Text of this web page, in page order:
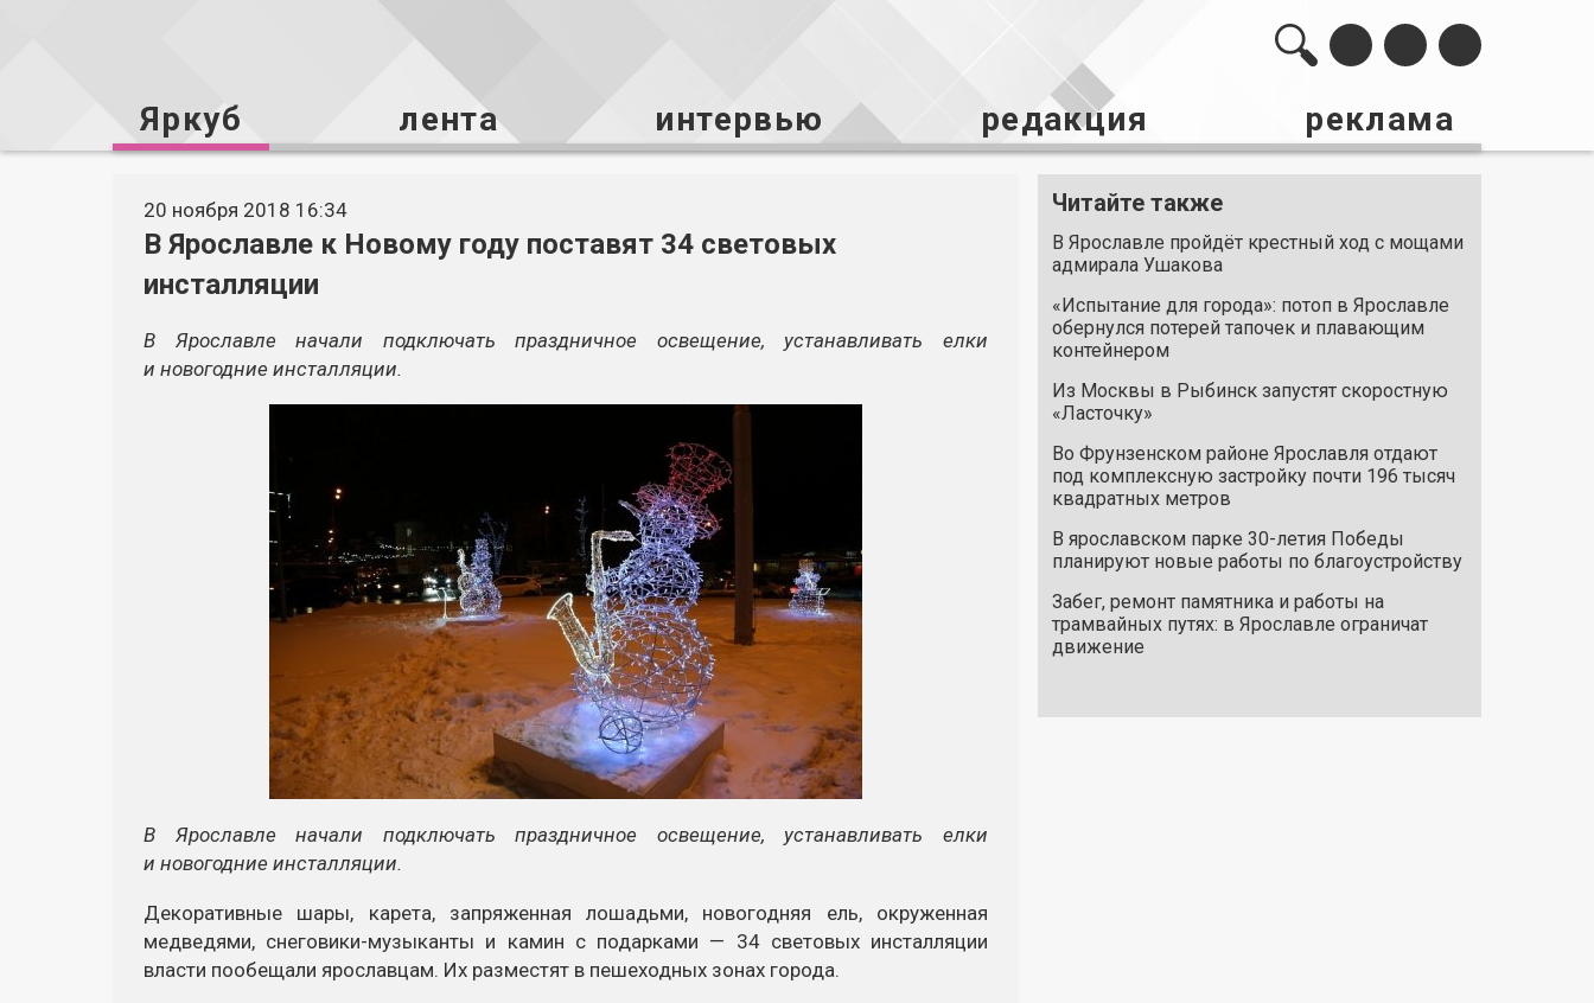
Яркуб лента интервью редакция реклама
20 ноября 2018 16:34
В Ярославле к Новому году поставят 34 световых
инсталляции
В Ярославле начали подключать праздничное освещение, устанавливать елки
и новогодние инсталляции.
В Ярославле начали подключать праздничное освещение, устанавливать елки
и новогодние инсталляции.
Декоративные шары, карета, запряженная лошадьми, новогодняя ель, окруженная
медведями, снеговики-музыканты и камин с подарками — 34 световых инсталляции
власти пообещали ярославцам. Их разместят в пешеходных зонах города.
Читайте также
В Ярославле пройдёт крестный ход с мощами
адмирала Ушакова
«Испытание для города»: потоп в Ярославле
обернулся потерей тапочек и плавающим
контейнером
Из Москвы в Рыбинск запустят скоростную
«Ласточку»
Во Фрунзенском районе Ярославля отдают
под комплексную застройку почти 196 тысяч
квадратных метров
В ярославском парке 30-летия Победы
планируют новые работы по благоустройству
Забег, ремонт памятника и работы на
трамвайных путях: в Ярославле ограничат
движение